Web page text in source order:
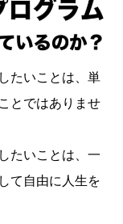
たいことは、単
とではありませ
たいことは、一
て自由に人生を